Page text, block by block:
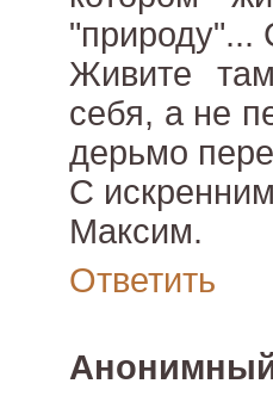
Живите
себя, а не
дерьмо
С
Максим.
Ответить